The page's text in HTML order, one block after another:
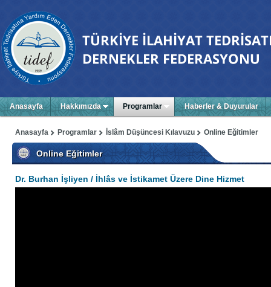
Anasayfa Hakkımızda Programlar Haberler & Duyurular
Online Eğitimler
İslâm Düşüncesi Kılavuzu
Programlar
Anasayfa
Online Eğitimler
Dr. Burhan İşliyen / İhlâs ve İstikamet Üzere Dine Hizmet